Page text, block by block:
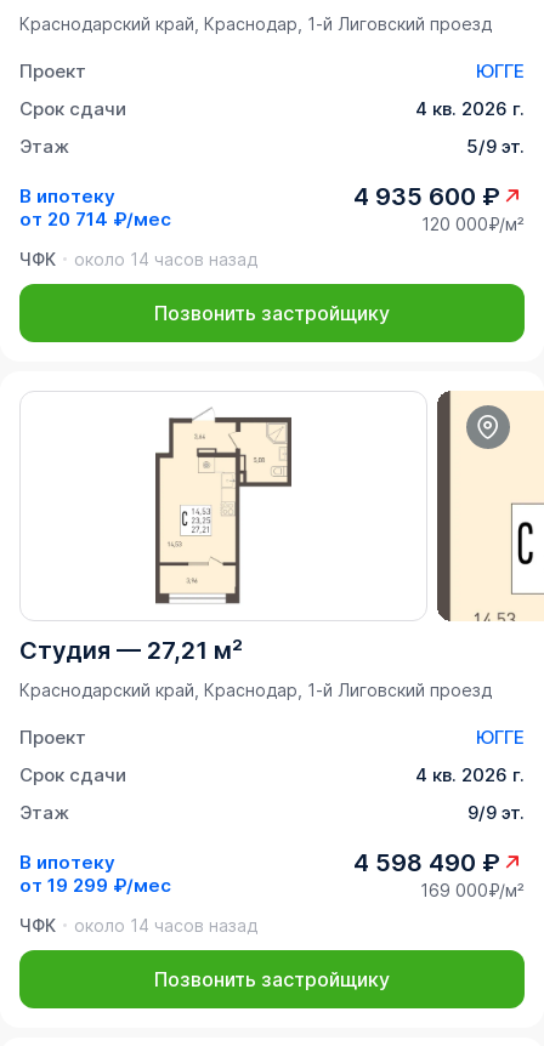
Краснодарский край, Краснодар, 1-й Лиговский проезд
Проект
ЮГГЕ
Срок сдачи
4 кв. 2026 г.
Этаж
5/9 эт.
В ипотеку
от 20 714 ₽/мес
4 935 600 ₽
120 000₽/м²
ЧФК
около 14 часов назад
Позвонить застройщику
Студия — 27,21 м²
Краснодарский край, Краснодар, 1-й Лиговский проезд
Проект
ЮГГЕ
Срок сдачи
4 кв. 2026 г.
Этаж
9/9 эт.
В ипотеку
от 19 299 ₽/мес
4 598 490 ₽
169 000₽/м²
ЧФК
около 14 часов назад
Позвонить застройщику